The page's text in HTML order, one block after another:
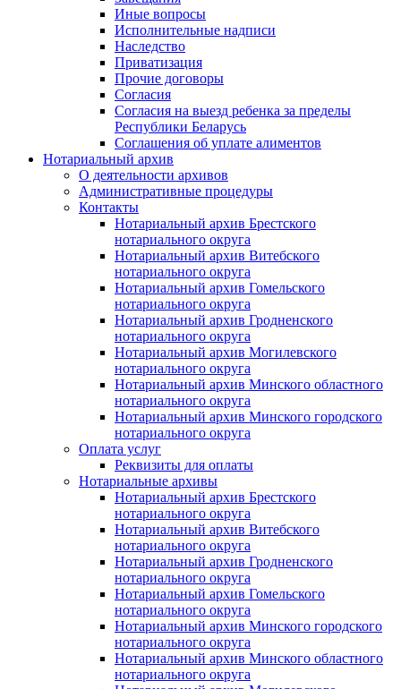
Иные вопросы
Исполнительные надписи
Наследство
Приватизация
Прочие договоры
Согласия
Согласия на выезд ребенка за пределы
Республики Беларусь
Соглашения об уплате алиментов
Нотариальный архив
О деятельности архивов
Административные процедуры
Контакты
Нотариальный архив Брестского
нотариального округа
Нотариальный архив Витебского
нотариального округа
Нотариальный архив Гомельского
нотариального округа
Нотариальный архив Гродненского
нотариального округа
Нотариальный архив Могилевского
нотариального округа
Нотариальный архив Минского областного
нотариального округа
Нотариальный архив Минского городского
нотариального округа
Оплата услуг
Реквизиты для оплаты
Нотариальные архивы
Нотариальный архив Брестского
нотариального округа
Нотариальный архив Витебского
нотариального округа
Нотариальный архив Гродненского
нотариального округа
Нотариальный архив Гомельского
нотариального округа
Нотариальный архив Минского городского
нотариального округа
Нотариальный архив Минского областного
нотариального округа